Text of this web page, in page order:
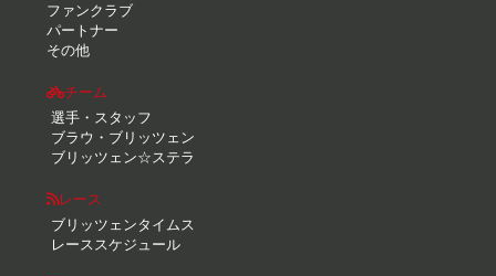
ファンクラブ
パートナー
その他
チーム
選手・スタッフ
ブラウ・ブリッツェン
ブリッツェン☆ステラ
レース
ブリッツェンタイムス
レーススケジュール